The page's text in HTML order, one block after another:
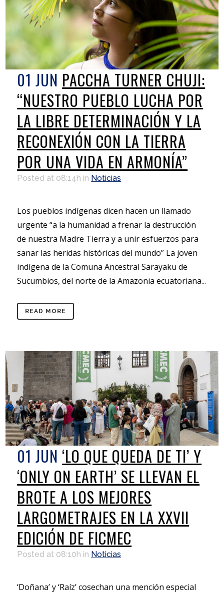
01 JUN PACCHA TURNER CHUJI:
“NUESTRO PUEBLO LUCHA POR
LA LIBRE DETERMINACIÓN Y LA
RECONEXIÓN CON LA TIERRA
POR UNA VIDA EN ARMONÍA”
Posted at 08:14h in Noticias
Los pueblos indígenas dicen hacen un llamado
urgente “a la humanidad a frenar la destrucción
de nuestra Madre Tierra y a unir esfuerzos para
sanar las heridas históricas del mundo” La joven
indígena de la Comuna Ancestral Sarayaku de
Sucumbios, del norte de la Amazonia ecuatoriana...
READ MORE
01 JUN ‘LO QUE QUEDA DE TI’ Y
‘ONLY ON EARTH’ SE LLEVAN EL
BROTE A LOS MEJORES
LARGOMETRAJES EN LA XXVII
EDICIÓN DE FICMEC
Posted at 08:10h in Noticias
‘Doñana’ y ‘Raíz’ cosechan una mención especial